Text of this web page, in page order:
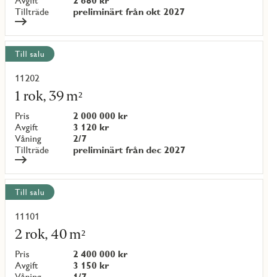
Tillträde
preliminärt från okt 2027
Till salu
11202
1 rok, 39 m²
Pris
2 000 000 kr
Avgift
3 120 kr
Våning
2/7
Tillträde
preliminärt från dec 2027
Läs
mer
om
objekt
{objectNumber}
Till salu
11101
2 rok, 40 m²
Pris
2 400 000 kr
Avgift
3 150 kr
Läs
mer
om
objekt
{objectNumber}